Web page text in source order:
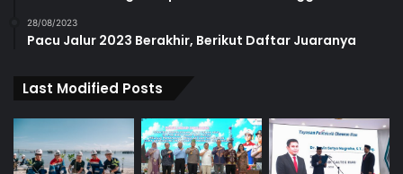
28/08/2023
Pacu Jalur 2023 Berakhir, Berikut Daftar Juaranya
Last Modified Posts